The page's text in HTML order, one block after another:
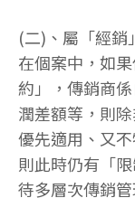
(二)、屬「經銷
在個案中，如
約」，傳銷商
潤差額等，則
優先適用、又
則此時仍有「
待多層次傳銷